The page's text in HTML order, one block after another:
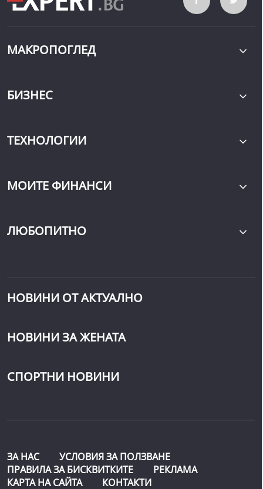
МАКРОПОГЛЕД
БИЗНЕС
ТЕХНОЛОГИИ
МОИТЕ ФИНАНСИ
ЛЮБОПИТНО
НОВИНИ ОТ АКТУАЛНО
НОВИНИ ЗА ЖЕНАТА
СПОРТНИ НОВИНИ
ЗА НАС
УСЛОВИЯ ЗА ПОЛЗВАНЕ
ПРАВИЛА ЗА БИСКВИТКИТЕ
РЕКЛАМА
КАРТА НА САЙТА
КОНТАКТИ